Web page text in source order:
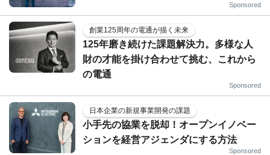
Sponsored
創業125周年の電通が描く未来
125年磨き続けた課題解決力。多様な人
財の才能を掛け合わせて挑む、これから
の電通
Sponsored
日本企業の新規事業開発の課題
小手先の協業を脱却！オープンイノベー
ションを経営アジェンダにする方法
Sponsored